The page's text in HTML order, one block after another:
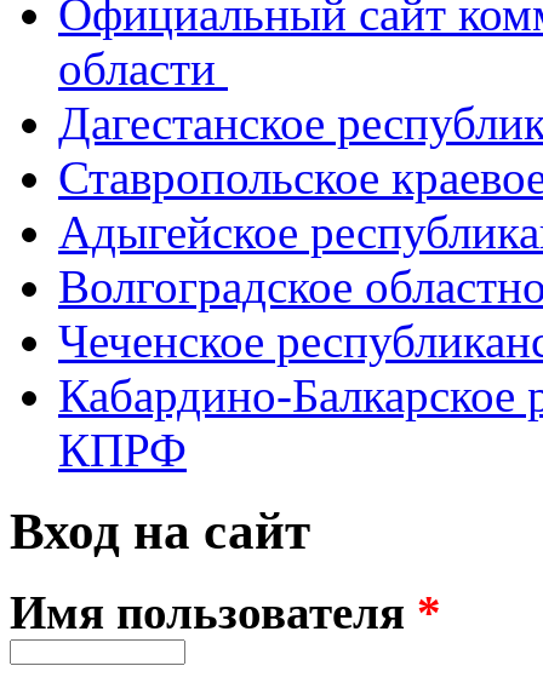
Официальный сайт
области
Дагестанское
Ставропольское
Адыгейское
Волгоградское
Чеченское
Кабардино-Балкарское
КПРФ
Вход на сайт
Имя пользователя *